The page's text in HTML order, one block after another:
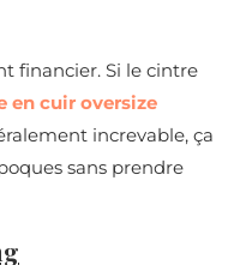
financier. Si le cintre
en cuir oversize
increvable, ça
sans prendre